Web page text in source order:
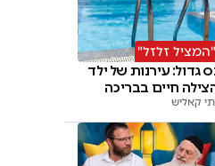
"המציל זלזל"
גדול: עירנות של ילד
חיים בבריכה
קאליש